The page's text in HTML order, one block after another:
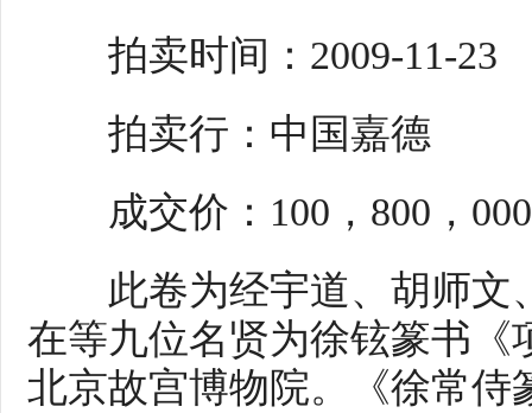
拍卖时间：2009-11-23
拍卖行：中国嘉德
成交价：100，800，
此卷为经宇道、胡师文
在等九位名贤为徐铉篆书《
北京故宫博物院。《徐常侍